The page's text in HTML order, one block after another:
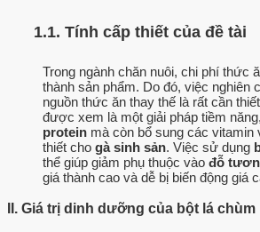
1.1. Tính cấp thiết của đề tài
Trong ngành chăn nuôi, chi phí thức
thành sản phẩm. Do đó, việc nghiên
nguồn thức ăn thay thế là rất cần
được xem là một giải pháp tiềm
protein mà còn bổ sung các vitamin
thiết cho gà sinh sản. Việc sử dụng
thể giúp giảm phụ thuộc vào đỗ
giá thành cao và dễ bị biến động giá
II. Giá trị dinh dưỡng của bột lá chùm